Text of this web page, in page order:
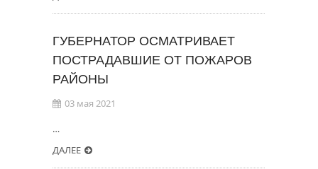
ГУБЕРНАТОР ОСМАТРИВАЕТ
ПОСТРАДАВШИЕ ОТ ПОЖАРОВ
РАЙОНЫ
03 мая 2021
…
ДАЛЕЕ